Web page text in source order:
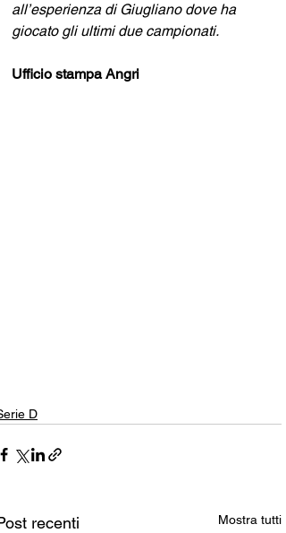
all’esperienza di Giugliano dove ha
giocato gli ultimi due campionati.
Ufficio stampa Angri
D
recenti Mostra tutti